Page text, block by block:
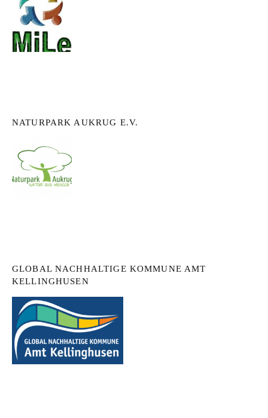
NATURPARK AUKRUG E.V.
GLOBAL NACHHALTIGE KOMMUNE AMT
KELLINGHUSEN